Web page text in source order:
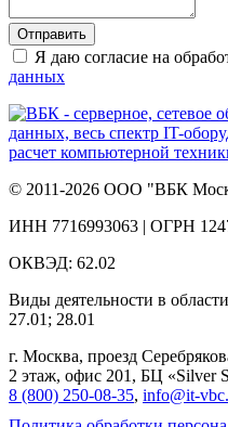
Отправить
Я даю согласие на
данных
© 2011-2026 ООО "ВБК
ИНН 7716993063 | ОГРН
ОКВЭД: 62.02
Виды деятельности в
27.01; 28.01
г. Москва, проезд
2 этаж, офис 201, БЦ «Silver
8 (800) 250‑08‑35,